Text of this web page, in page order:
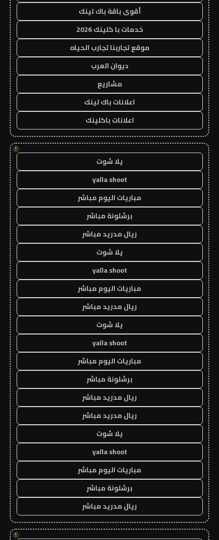
أقوى باقة باك لينك
خدمات با كلينك 2026
موقع تجاربنا تجارب الحياه
ديوان العرب
مشاريع
اعلانات باك لينك
اعلانات باكلينك
!
يلا شوت
yalla shoot
مباريات اليوم مباشر
برشلونة مباشر
ريال مدريد مباشر
يلا شوت
yalla shoot
مباريات اليوم مباشر
ريال مدريد مباشر
يلا شوت
yalla shoot
مباريات اليوم مباشر
برشلونة مباشر
ريال مدريد مباشر
ريال مدريد مباشر
يلا شوت
yalla shoot
مباريات اليوم مباشر
برشلونة مباشر
ريال مدريد مباشر
!